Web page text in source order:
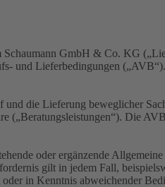
GmbH & Co. KG
und Lieferbedingungen
die Lieferung beweglicher
(„Beratungsleistungen“). Die
oder ergänzende
gilt in jedem Fall,
in Kenntnis abweichender